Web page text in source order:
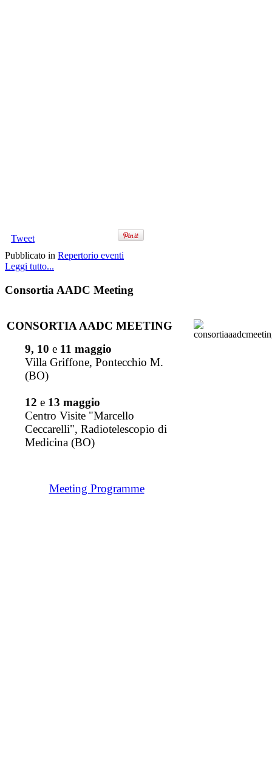
Tweet
Pubblicato in Repertorio eventi
Leggi tutto...
Consortia AADC Meeting
CONSORTIA AADC MEETING
9, 10 e 11 maggio
Villa Griffone, Pontecchio M.
(BO)
12 e 13 maggio
Centro Visite "Marcello
Ceccarelli", Radiotelescopio di
Medicina (BO)
Meeting Programme